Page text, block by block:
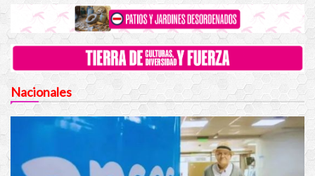
Nacionales